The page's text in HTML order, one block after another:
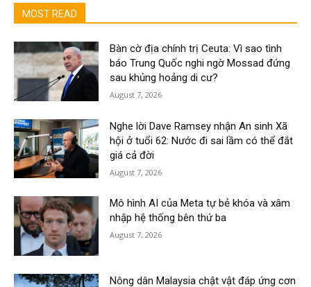
MOST READ
Bàn cờ địa chính trị Ceuta: Vì sao tình
báo Trung Quốc nghi ngờ Mossad đứng
sau khủng hoảng di cư?
August 7, 2026
Nghe lời Dave Ramsey nhận An sinh Xã
hội ở tuổi 62: Nước đi sai lầm có thể đắt
giá cả đời
August 7, 2026
Mô hình AI của Meta tự bẻ khóa và xâm
nhập hệ thống bên thứ ba
August 7, 2026
Nông dân Malaysia chật vật đáp ứng cơn